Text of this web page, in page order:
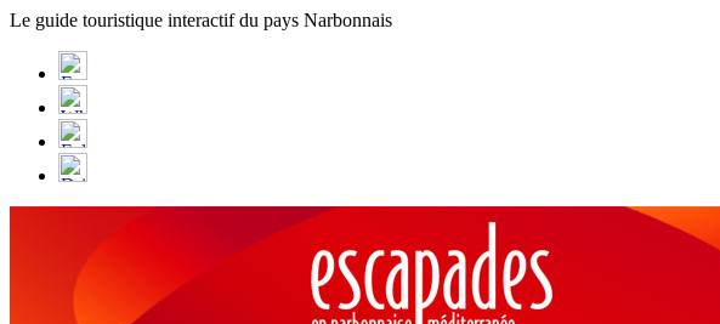
Panneau de gestion des cookies
Le guide touristique interactif du pays Narbonnais